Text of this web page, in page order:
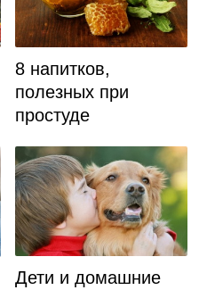
8 напитков,
полезных при
простуде
Дети и домашние